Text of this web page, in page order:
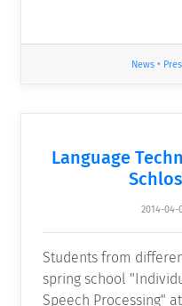
News •
Language
2014-04-
Students from
spring school
Speech Processing"